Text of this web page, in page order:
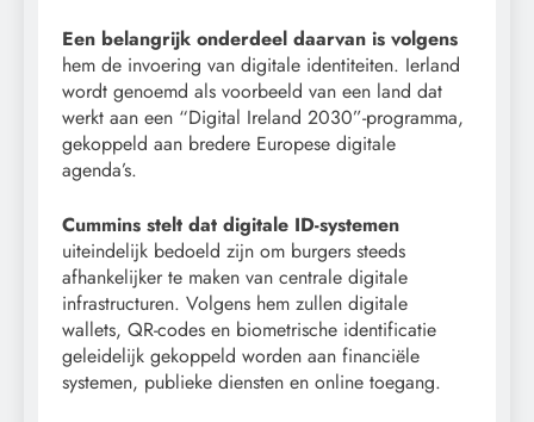
Een belangrijk onderdeel daarvan is volgens
hem de invoering van digitale identiteiten. Ierland
wordt genoemd als voorbeeld van een land dat
werkt aan een “Digital Ireland 2030”-programma,
gekoppeld aan bredere Europese digitale
agenda’s.
Cummins stelt dat digitale ID-systemen
uiteindelijk bedoeld zijn om burgers steeds
afhankelijker te maken van centrale digitale
infrastructuren. Volgens hem zullen digitale
wallets, QR-codes en biometrische identificatie
geleidelijk gekoppeld worden aan financiële
systemen, publieke diensten en online toegang.